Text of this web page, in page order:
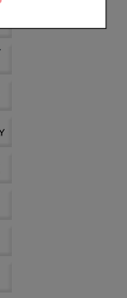
gestalten,
es uns
Inhalte
zu
Nutzung
wir unsere
den Inhalt
auf
an